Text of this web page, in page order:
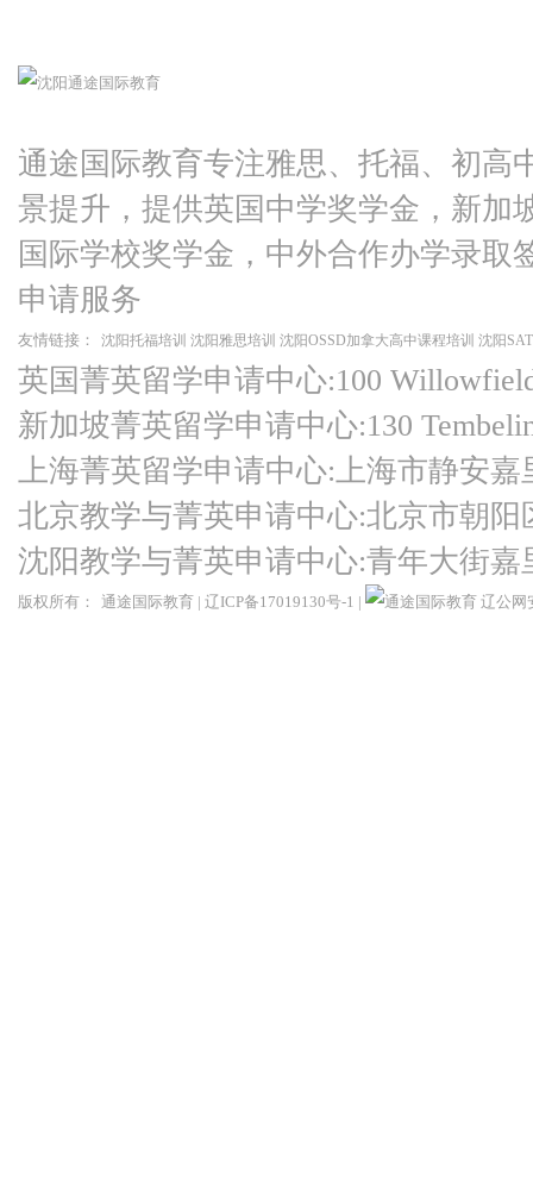
通途国际教育专注雅思、托福、初高
景提升，提供英国中学奖学金，新加
国际学校奖学金，中外合作办学录取
申请服务
友情链接： 沈阳托福培训 沈阳雅思培训 沈阳OSSD加拿大高中课程培训 沈阳
英国菁英留学申请中心:100
新加坡菁英留学申请中心:130
上海菁英留学申请中心:上海市静安嘉
北京教学与菁英申请中心:北京市朝
沈阳教学与菁英申请中心:青年大街
版权所有： 通途国际教育 | 辽ICP备17019130号-1 | 辽公网